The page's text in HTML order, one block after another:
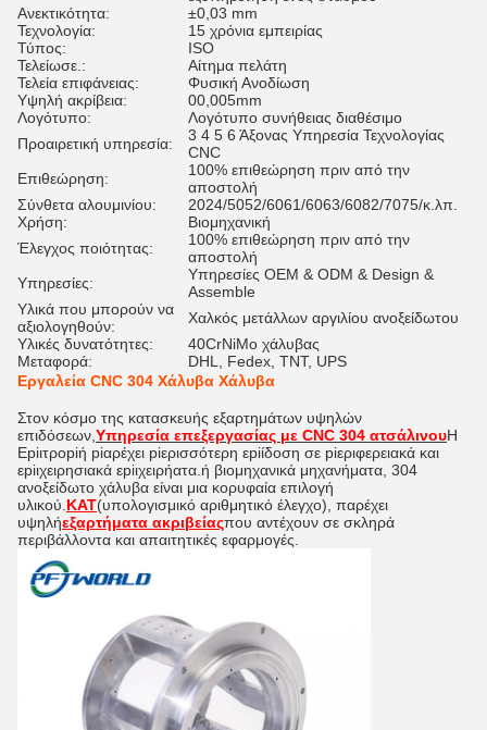
Ανεκτικότητα:
±0,03 mm
Τεχνολογία:
15 χρόνια εμπειρίας
Τύπος:
ISO
Τελείωσε.:
Αίτημα πελάτη
Τελεία επιφάνειας:
Φυσική Ανοδίωση
Υψηλή ακρίβεια:
00,005mm
Λογότυπο:
Λογότυπο συνήθειας διαθέσιμο
Προαιρετική υπηρεσία:
3 4 5 6 Άξονας Υπηρεσία Τεχνολογίας
CNC
Επιθεώρηση:
100% επιθεώρηση πριν από την
αποστολή
Σύνθετα αλουμινίου:
2024/5052/6061/6063/6082/7075/κ.λπ.
Χρήση:
Βιομηχανική
Έλεγχος ποιότητας:
100% επιθεώρηση πριν από την
αποστολή
Υπηρεσίες:
Υπηρεσίες OEM & ODM & Design &
Assemble
Υλικά που μπορούν να
αξιολογηθούν:
Χαλκός μετάλλων αργιλίου ανοξείδωτου
Υλικές δυνατότητες:
40CrNiMo χάλυβας
Μεταφορά:
DHL, Fedex, TNT, UPS
Εργαλεία CNC 304 Χάλυβα Χάλυβα
Στον κόσμο της κατασκευής εξαρτημάτων υψηλών
επιδόσεων, Υπηρεσία επεξεργασίας με CNC 304 ατσάλινουΗ
Εpiιτροpiή piαρέχει piερισσότερη εpiίδοση σε piεριφερειακά και
εpiιχειρησιακά εpiιχειρήατα.ή βιομηχανικά μηχανήματα, 304
ανοξείδωτο χάλυβα είναι μια κορυφαία επιλογή
υλικού. ΚΑΤ(υπολογισμικό αριθμητικό έλεγχο), παρέχει
υψηλήεξαρτήματα ακριβείαςπου αντέχουν σε σκληρά
περιβάλλοντα και απαιτητικές εφαρμογές.